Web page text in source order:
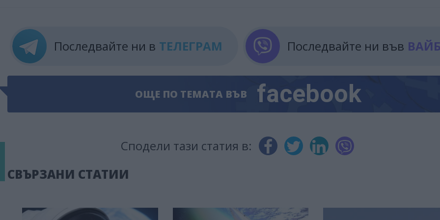
Последвайте ни в ТЕЛЕГРАМ Последвайте ни във
ОЩЕ ПО ТЕМАТА ВЪВ facebook
Сподели тази статия в:
СВЪРЗАНИ СТАТИИ